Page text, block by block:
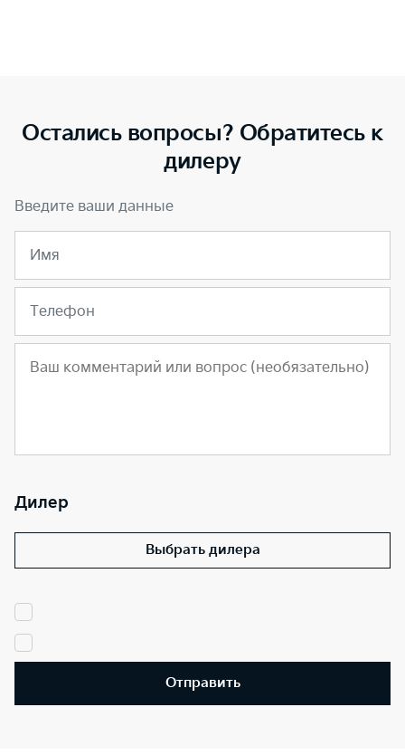
Остались вопросы? Обратитесь к
дилеру
Введите ваши данные
Имя
Телефон
Дилер
Выбрать дилера
Отправить